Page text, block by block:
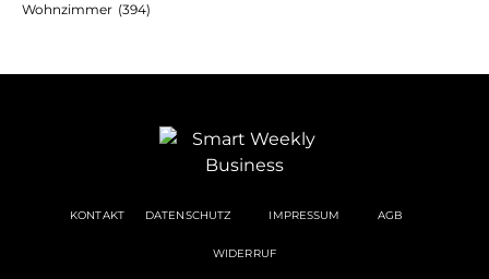
Wohnzimmer (394)
KONTAKT DATENSCHUTZ IMPRESSUM AGB
WIDERRUF